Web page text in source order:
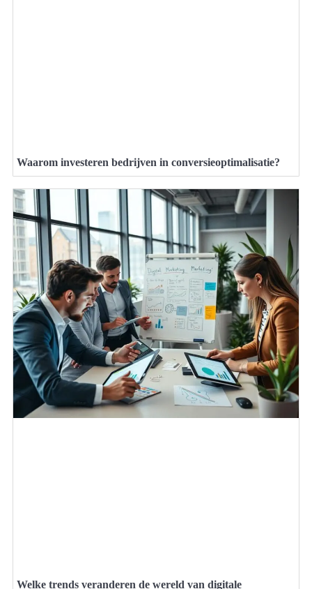
Waarom investeren bedrijven in conversieoptimalisatie?
Welke trends veranderen de wereld van digitale